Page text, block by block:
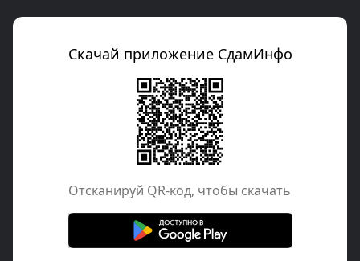
Скачай приложение СдамИнфо
Отcканируй QR-код, чтобы скачать